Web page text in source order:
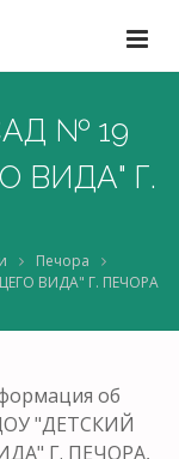
№ 19
ВИДА" Г.
Печора
ВИДА" Г. ПЕЧОРА
об
"ДЕТСКИЙ
Г. ПЕЧОРА,